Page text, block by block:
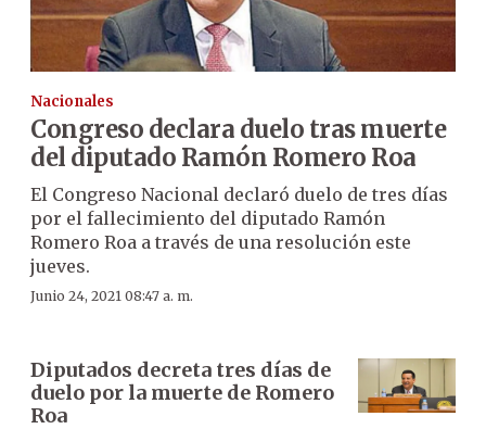
Nacionales
Congreso declara duelo tras muerte
del diputado Ramón Romero Roa
El Congreso Nacional declaró duelo de tres días
por el fallecimiento del diputado Ramón
Romero Roa a través de una resolución este
jueves.
Junio 24, 2021 08:47 a. m.
Diputados decreta tres días de
duelo por la muerte de Romero
Roa